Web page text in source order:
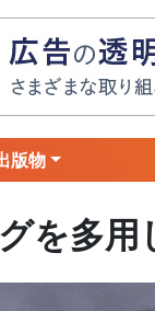
版物
を多用